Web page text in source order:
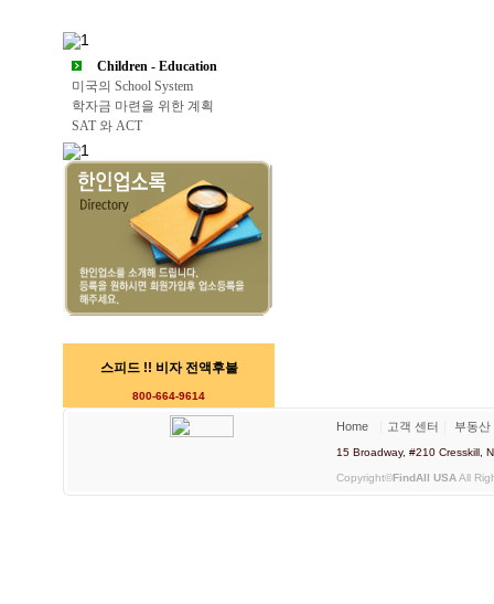
Children - Education
미국의 School System
학자금 마련을 위한 계획
SAT 와 ACT
스피드 !! 비자 전액후불
800-664-9614
Home 고객 센터 부동산
15 Broadway, #210 Cresskill,
Copyright©FindAll USAAll